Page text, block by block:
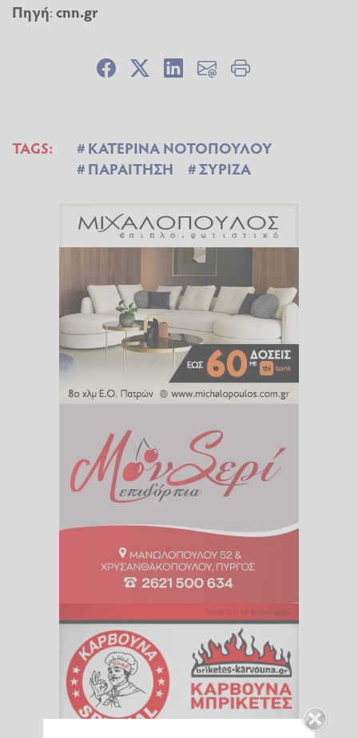
Πηγή:cnn.gr
TAGS:
ΚΑΤΕΡΙΝΑ ΝΟΤΟΠΟΥΛΟΥ
ΠΑΡΑΙΤΗΣΗ
ΣΥΡΙΖΑ